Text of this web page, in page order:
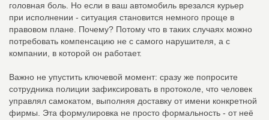
головная боль. Но если в ваш автомобиль врезался курьер
при исполнении - ситуация становится немного проще в
правовом плане. Почему? Потому что в таких случаях можно
потребовать компенсацию не с самого нарушителя, а с
компании, в которой он работает.
Важно не упустить ключевой момент: сразу же попросите
сотрудника полиции зафиксировать в протоколе, что человек
управлял самокатом, выполняя доставку от имени конкретной
фирмы. Эта формулировка не просто формальность - от неё